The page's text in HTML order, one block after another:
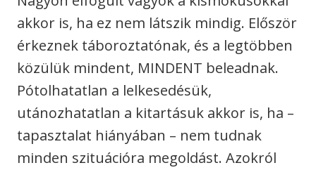
akkor is, ha ez nem látszik mindig. Először
érkeznek táboroztatónak, és a legtöbben
közülük mindent, MINDENT beleadnak.
Pótolhatatlan a lelkesedésük,
utánozhatatlan a kitartásuk akkor is, ha –
tapasztalat hiányában – nem tudnak
minden szituációra megoldást. Azokról